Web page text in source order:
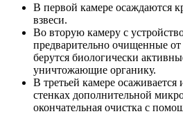
В первой камере осаждаются
взвеси.
Во вторую камеру с
предварительно очищенные от
берутся биологически
уничтожающие органику.
В третьей камере осаживается
стенках дополнительной
окончательная очистка с